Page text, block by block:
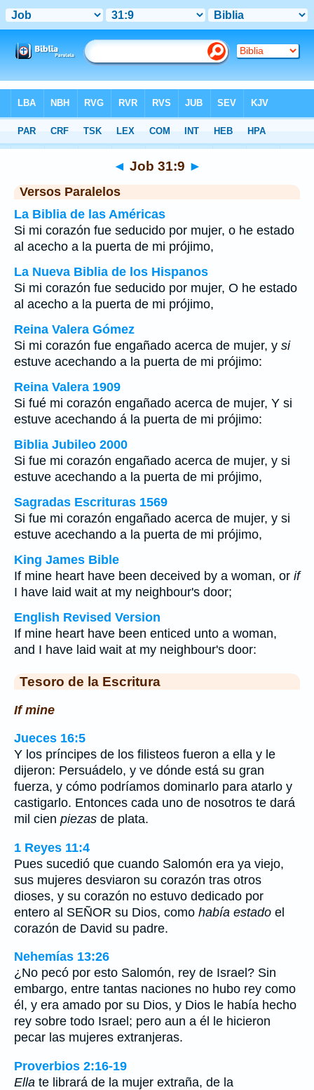
>Job> Capítulo 31 > Verso 9
◄ Job 31:9 ►
Versos Paralelos
La Biblia de las Américas
Si mi corazón fue seducido por mujer, o he estado
al acecho a la puerta de mi prójimo,
La Nueva Biblia de los Hispanos
Si mi corazón fue seducido por mujer, O he estado
al acecho a la puerta de mi prójimo,
Reina Valera Gómez
Si mi corazón fue engañado acerca de mujer, y si
estuve acechando a la puerta de mi prójimo:
Reina Valera 1909
Si fué mi corazón engañado acerca de mujer, Y si
estuve acechando á la puerta de mi prójimo:
Biblia Jubileo 2000
Si fue mi corazón engañado acerca de mujer, y si
estuve acechando a la puerta de mi prójimo,
Sagradas Escrituras 1569
Si fue mi corazón engañado acerca de mujer, y si
estuve acechando a la puerta de mi prójimo,
King James Bible
If mine heart have been deceived by a woman, or if
I have laid wait at my neighbour's door;
English Revised Version
If mine heart have been enticed unto a woman,
and I have laid wait at my neighbour's door:
Tesoro de la Escritura
If mine
Jueces 16:5
Y los príncipes de los filisteos fueron a ella y le
dijeron: Persuádelo, y ve dónde está su gran
fuerza, y cómo podríamos dominarlo para atarlo y
castigarlo. Entonces cada uno de nosotros te dará
mil cien piezas de plata.
1 Reyes 11:4
Pues sucedió que cuando Salomón era ya viejo,
sus mujeres desviaron su corazón tras otros
dioses, y su corazón no estuvo dedicado por
entero al SEÑOR su Dios, como había estado el
corazón de David su padre.
Nehemías 13:26
¿No pecó por esto Salomón, rey de Israel? Sin
embargo, entre tantas naciones no hubo rey como
él, y era amado por su Dios, y Dios le había hecho
rey sobre todo Israel; pero aun a él le hicieron
pecar las mujeres extranjeras.
Proverbios 2:16-19
Ella te librará de la mujer extraña, de la